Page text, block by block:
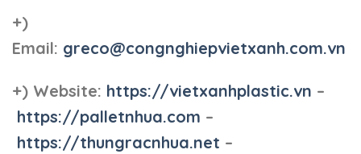
+)
Email: greco@congnghiepvietxanh.com.vn
+) Website: https://vietxanhplastic.vn –
https://palletnhua.com –
https://thungracnhua.net –